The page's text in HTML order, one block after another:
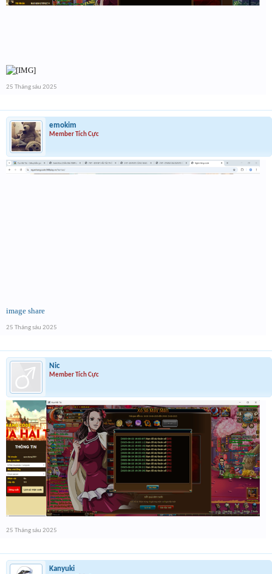
25 Tháng sáu 2025
emokim
Member Tích Cực
image share
25 Tháng sáu 2025
Nic
Member Tích Cực
25 Tháng sáu 2025
Kanyuki